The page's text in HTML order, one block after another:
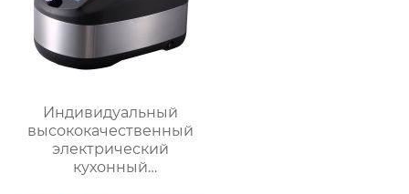
Индивидуальный
высококачественный
электрический
кухонный